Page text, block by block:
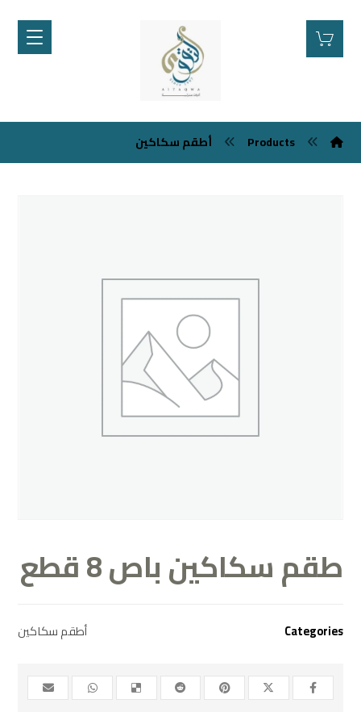
Products أطقم سكاكين
طقم سكاكين باص 8 قطع
Categories أطقم سكاكين